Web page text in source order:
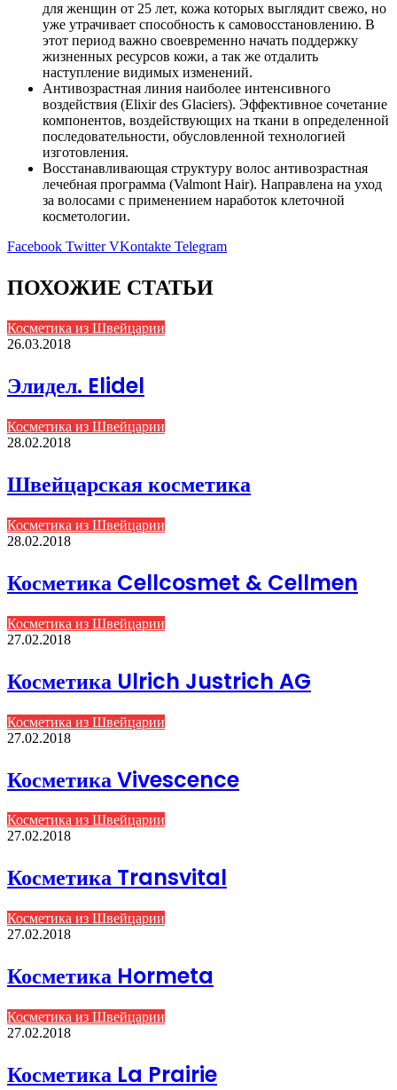
для женщин от 25 лет, кожа которых выглядит свежо, но
уже утрачивает способность к самовосстановлению. В
этот период важно своевременно начать поддержку
жизненных ресурсов кожи, а так же отдалить
наступление видимых изменений.
Антивозрастная линия наиболее интенсивного
воздействия (Elixir des Glaciers). Эффективное сочетание
компонентов, воздействующих на ткани в определенной
последовательности, обусловленной технологией
изготовления.
Восстанавливающая структуру волос антивозрастная
лечебная программа (Valmont Hair). Направлена на уход
за волосами с применением наработок клеточной
косметологии.
Facebook Twitter VKontakte Telegram
ПОХОЖИЕ СТАТЬИ
Косметика из Швейцарии
26.03.2018
Элидел. Elidel
Косметика из Швейцарии
28.02.2018
Швейцарская косметика
Косметика из Швейцарии
28.02.2018
Косметика Cellcosmet & Cellmen
Косметика из Швейцарии
27.02.2018
Косметика Ulrich Justrich AG
Косметика из Швейцарии
27.02.2018
Косметика Vivescence
Косметика из Швейцарии
27.02.2018
Косметика Transvital
Косметика из Швейцарии
27.02.2018
Косметика Hormeta
Косметика из Швейцарии
27.02.2018
Косметика La Prairie